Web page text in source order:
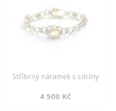
Stříbrný náramek s citríny
4 500 Kč